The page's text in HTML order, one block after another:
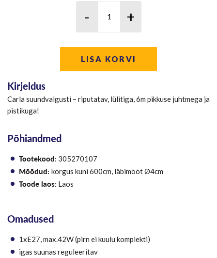
Kirjeldus
Carla suundvalgusti – riputatav, lülitiga, 6m pikkuse juhtmega ja
pistikuga!
Põhiandmed
Tootekood: 305270107
Mõõdud: kõrgus kuni 600cm, läbimõõt Ø4cm
Toode laos: Laos
LISA KORVI
Omadused
1xE27, max.42W (pirn ei kuulu komplekti)
igas suunas reguleeritav